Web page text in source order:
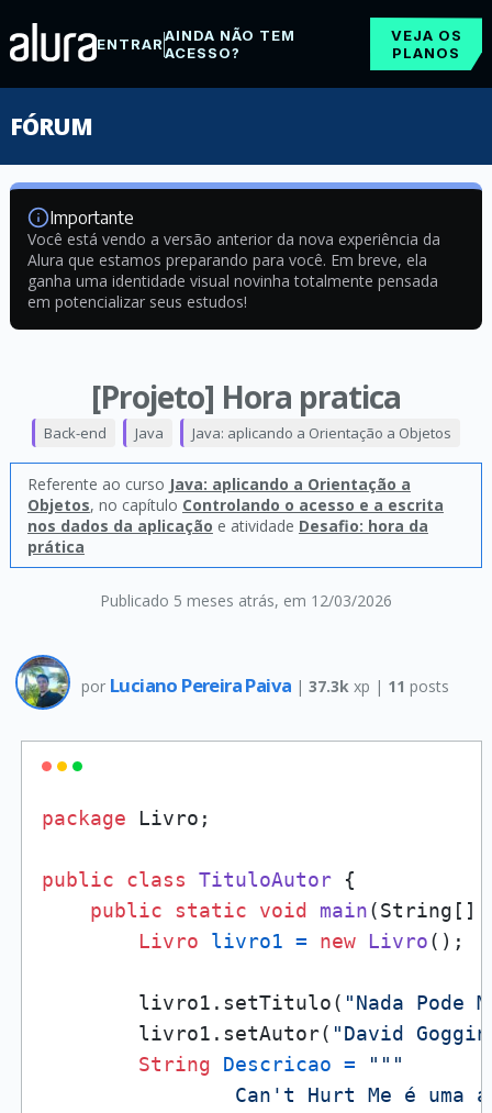
ENTRARAINDA NÃO TEM
ACESSO?
VEJA OS
PLANOS
FÓRUM
Importante
Você está vendo a versão anterior da nova experiência da
Alura que estamos preparando para você. Em breve, ela
ganha uma identidade visual novinha totalmente pensada
em potencializar seus estudos!
[Projeto] Hora pratica
Publicado 5 meses atrás, em 12/03/2026
Back-end Java Java: aplicando a Orientação a Objetos
Referente ao curso Java: aplicando a Orientação a
Objetos, no capítulo Controlando o acesso e a escrita
nos dados da aplicação e atividade Desafio: hora da
prática
por Luciano Pereira Paiva | 37.3k xp | 11 posts
package Livro;
public class TituloAutor {
public
static void main(String[]
Livro
livro1 = new Livro();
        livro1.setTitulo(
"Nada Pode
        livro1.setAutor(
"David
String
Descricao =
"""
Can't Hurt Me é uma